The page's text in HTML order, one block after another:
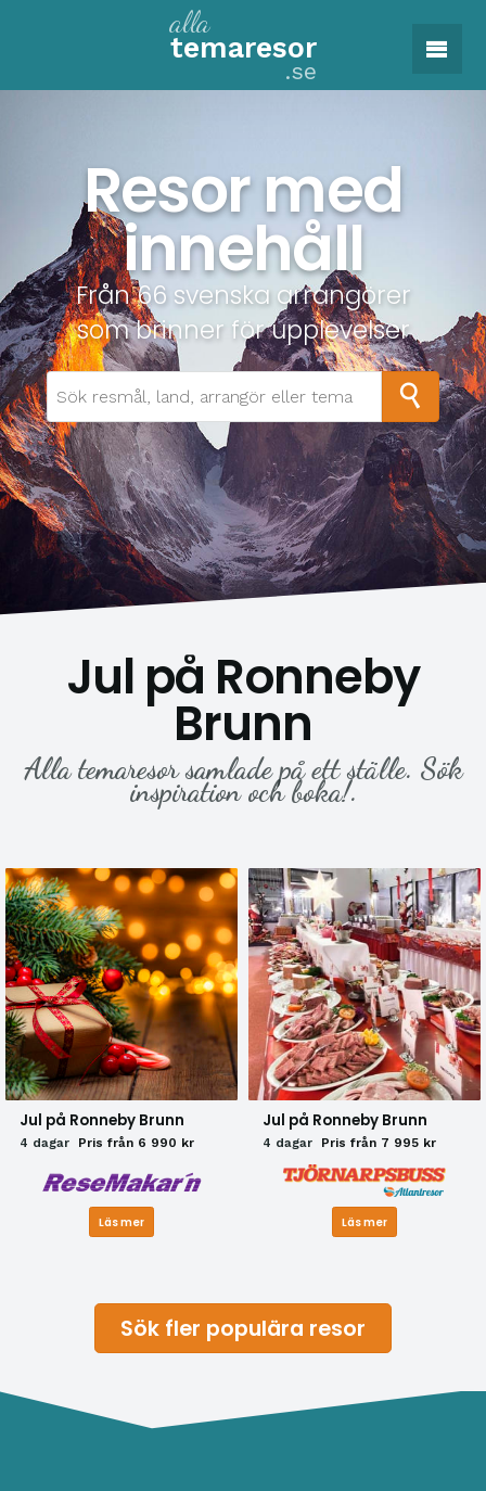
alla
temaresor
.se
Resor med
innehåll
Från 66 svenska arrangörer
som brinner för upplevelser
Jul på Ronneby
Brunn
Alla temaresor samlade på ett ställe. Sök
inspiration och boka!.
Jul på Ronneby Brunn
4 dagar Pris från 6 990 kr
Läs mer
Jul på Ronneby Brunn
4 dagar Pris från 7 995 kr
Läs mer
Sök fler populära resor